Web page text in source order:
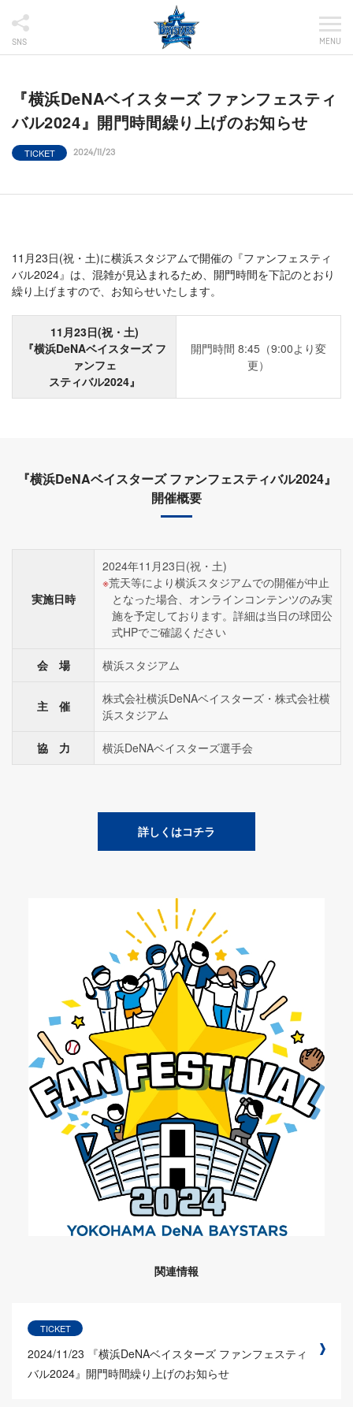
SNS MENU
『横浜DeNAベイスターズ ファンフェスティ
バル2024』開門時間繰り上げのお知らせ
TICKET 2024/11/23
11月23日(祝・土)に横浜スタジアムで開催の『ファンフェスティ
バル2024』は、混雑が見込まれるため、開門時間を下記のとおり
繰り上げますので、お知らせいたします。
11月23日(祝・土)
『横浜DeNAベイスターズ フ
ァンフェ
スティバル2024』
開門時間 8:45（9:00より変
更）
『横浜DeNAベイスターズ ファンフェスティバル2024』
開催概要
実施日時
2024年11月23日(祝・土)
荒天等により横浜スタジアムでの開催が中止
となった場合、オンラインコンテンツのみ実
施を予定しております。詳細は当日の球団公
式HPでご確認ください
会 場 横浜スタジアム
主 催
株式会社横浜DeNAベイスターズ・株式会社横
浜スタジアム
協 力 横浜DeNAベイスターズ選手会
詳しくはコチラ
関連情報
TICKET
2024/11/23
『横浜DeNAベイスターズ ファンフェスティ
バル2024』開門時間繰り上げのお知らせ